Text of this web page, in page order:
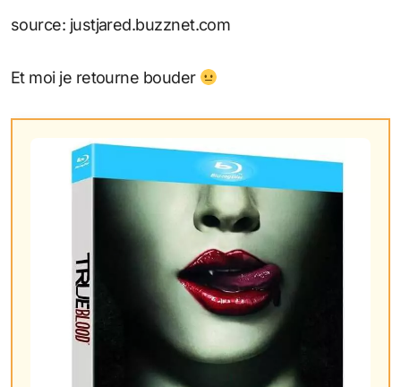
source: justjared.buzznet.com
Et moi je retourne bouder